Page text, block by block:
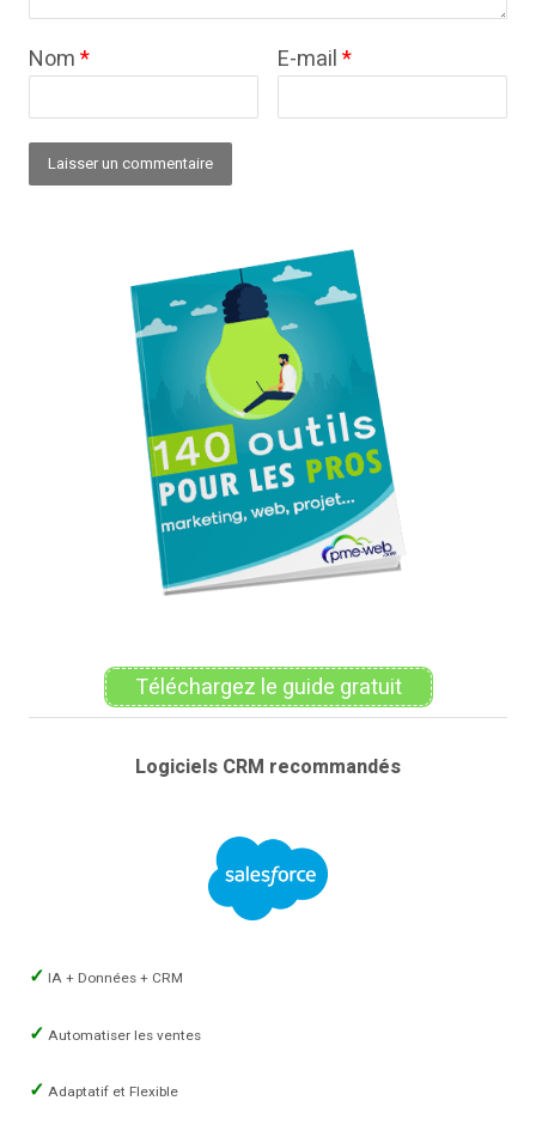
Nom* E-mail*
Téléchargez le guide gratuit
Logiciels CRM recommandés
IA + Données + CRM
Automatiser les ventes
Adaptatif et Flexible